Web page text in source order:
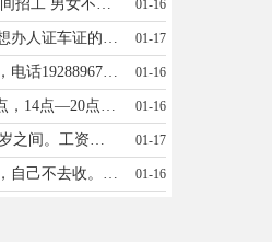
招聘 邓庄村全屋定制工厂车间招工 男女不限 简单好学易上手 可提成可日结 月工资3000—— 4000+多劳多得。联系电话18633693331 聘 01-16
白（黑）户想买网约车的；想办人证车证的；想租网约车的；想了解渠道的！找他18732987359。杜先生 01-17
男，求职，寻一份夜班工作，电话19288967172 01-16
招聘西门里门店店员8点-14点，14点—20点30分，两班倒19333911679 01-16
招数控车工 普工1名，30-40岁之间。工资月结。长年有活。 桥东区东汪镇 电话13363749788， 01-17
诚招旧衣服回收挣佣金项目，自己不去收。不投资零风险。了解13290496835 01-16